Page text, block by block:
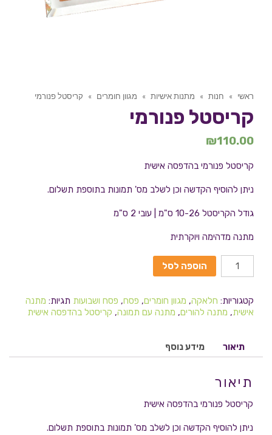
ראשי » חנות » מתנות אישיות » מגוון חומרים » קריסטל פנורמי
קריסטל פנורמי
₪110.00
קריסטל פנורמי בהדפסה אישית
ניתן להוסיף הקדשה וכן לשלב מס' תמונות בתוספת תשלום.
גודל הקריסטל 10-26 ס"מ | עובי 2 ס"מ
מתנה מדהימה ויוקרתית
הוספה לסל
קטגוריות: חלאקה, מגוון חומרים, פסח, פסח ושבועות תגיות: מתנה
אישית, מתנה להורים, מתנה עם תמונה, קריסטל בהדפסה אישית
תיאור מידע נוסף
תיאור
קריסטל פנורמי בהדפסה אישית
ניתן להוסיף הקדשה וכן לשלב מס' תמונות בתוספת תשלום.